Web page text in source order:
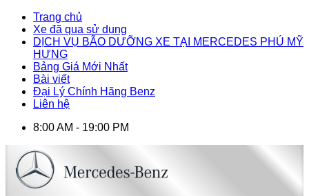
Trang chủ
Xe đã qua sử dụng
DỊCH VỤ BÃO DƯỠNG XE TẠI MERCEDES PHÚ MỸ
HƯNG
Bảng Giá Mới Nhất
Bài viết
Đại Lý Chính Hãng Benz
Liên hệ
8:00 AM - 19:00 PM